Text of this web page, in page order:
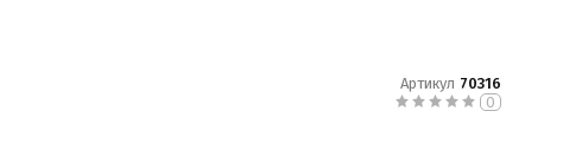
Артикул 70316
0